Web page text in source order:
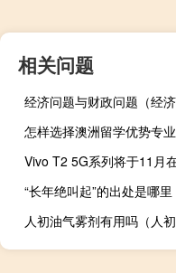
相关问题
怎样选择澳洲留学优势专业
“长年绝叫起”的出处是哪里